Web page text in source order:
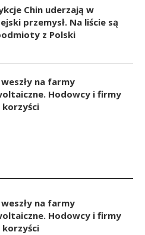
Chin uderzają w
przemysł. Na liście są
z Polski
na farmy
Hodowcy i firmy
korzyści
na farmy
Hodowcy i firmy
korzyści